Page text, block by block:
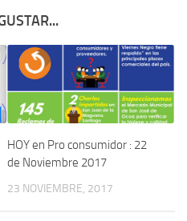
HOY en Pro consumidor : 22
de Noviembre 2017
23 NOVIEMBRE, 2017